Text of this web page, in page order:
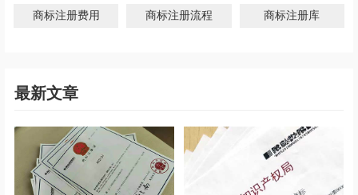
商标注册费用 商标注册流程 商标注册库
最新文章